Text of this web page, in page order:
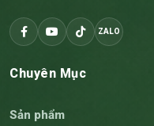
ZALO
Chuyên Mục
Sản phẩm